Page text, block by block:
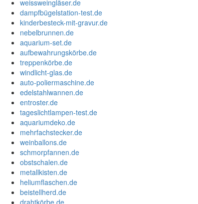
weissweingläser.de
dampfbügelstation-test.de
kinderbesteck-mit-gravur.de
nebelbrunnen.de
aquarium-set.de
aufbewahrungskörbe.de
treppenkörbe.de
windlicht-glas.de
auto-poliermaschine.de
edelstahlwannen.de
entroster.de
tageslichtlampen-test.de
aquariumdeko.de
mehrfachstecker.de
weinballons.de
schmorpfannen.de
obstschalen.de
metallkisten.de
heliumflaschen.de
beistellherd.de